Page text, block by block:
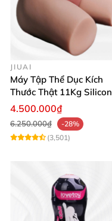
JIUAI
Máy Tập Thể Dục Kích
Thước Thật 11Kg Silicon
Cao Cấp Nhật Bản
4.500.000₫
6.250.000₫
-28%
(3,501)